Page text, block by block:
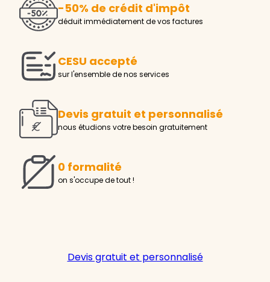
-50% de crédit d'impôt
déduit immédiatement de vos factures
CESU accepté
sur l'ensemble de nos services
Devis gratuit et personnalisé
nous étudions votre besoin gratuitement
0 formalité
on s'occupe de tout !
Devis gratuit et personnalisé